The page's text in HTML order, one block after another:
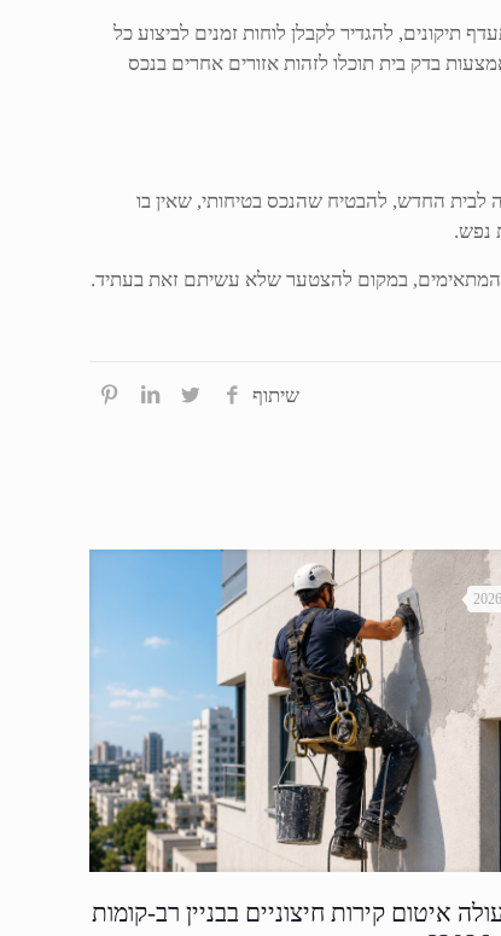
תיקונים, להגדיר לקבלן לוחות זמנים לביצוע כל
בדק בית תוכלו לזהות אזורים אחרים בנכס
לבית החדש, להבטיח שהנכס בטיחותי, שאין בו
נפש.
המתאימים, במקום להצטער שלא עשיתם זאת בעתיד.
שיתוף
איטום קירות חיצוניים בבניין רב-קומות